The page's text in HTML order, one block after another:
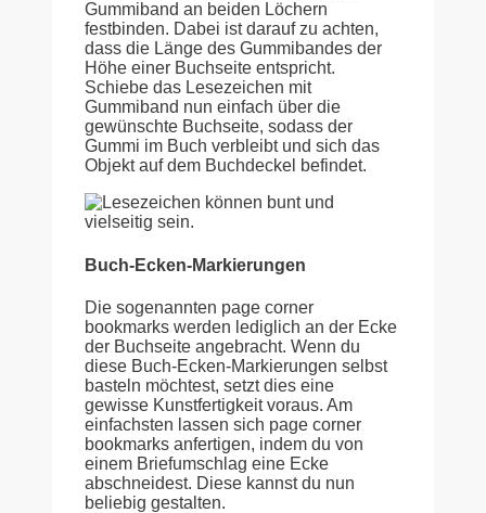
Gummiband an beiden Löchern
festbinden. Dabei ist darauf zu achten,
dass die Länge des Gummibandes der
Höhe einer Buchseite entspricht.
Schiebe das Lesezeichen mit
Gummiband nun einfach über die
gewünschte Buchseite, sodass der
Gummi im Buch verbleibt und sich das
Objekt auf dem Buchdeckel befindet.
Buch-Ecken-Markierungen
Die sogenannten page corner
bookmarks werden lediglich an der Ecke
der Buchseite angebracht. Wenn du
diese Buch-Ecken-Markierungen selbst
basteln möchtest, setzt dies eine
gewisse Kunstfertigkeit voraus. Am
einfachsten lassen sich page corner
bookmarks anfertigen, indem du von
einem Briefumschlag eine Ecke
abschneidest. Diese kannst du nun
beliebig gestalten.